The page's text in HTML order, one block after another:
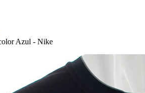
Azul - Nike